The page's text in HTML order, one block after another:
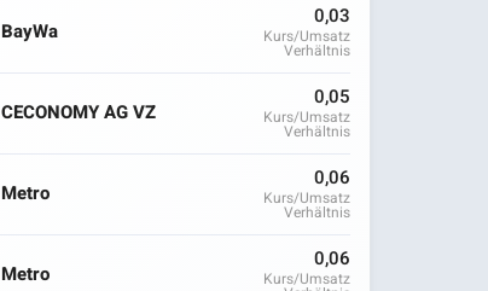
BayWa
0,03
Kurs/Umsatz
Verhältnis
CECONOMY AG VZ
0,05
Kurs/Umsatz
Verhältnis
Metro
0,06
Kurs/Umsatz
Verhältnis
Metro
0,06
Kurs/Umsatz